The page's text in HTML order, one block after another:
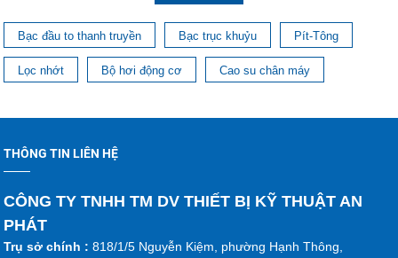
An Phát là đơn vị cung cấp bánh đà xe nâng giá tốt, uy
tín. Chúng tôi có đầy đủ các loại bánh đà cho nhiều
dòng xe, model xe nâng khác nhau. Trong bài viết này,
An Phát sẽ chia sẻ các thông tin hữu ích về bánh đà
Tổng quan về bánh đà xe nâng
Bánh đà xe nâng (hay còn gọi là bánh trớn động cơ).
Nó là một chi tiết cơ khí có dạng đĩa tròn, nặng, được
Bạc đầu to thanh truyền Bạc trục khuỷu Pít-Tông
Lọc nhớt Bộ hơi động cơ Cao su chân máy
THÔNG TIN LIÊN HỆ
CÔNG TY TNHH TM DV THIẾT BỊ KỸ THUẬT AN
PHÁT
Trụ sở chính : 818/1/5 Nguyễn Kiệm, phường Hạnh Thông,